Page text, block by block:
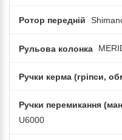
Ротор передній
Рульова колонка
Ручки керма (гріпси,
Ручки перемикання
U6000